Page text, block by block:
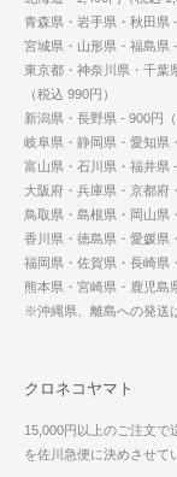
青森県・岩手県・秋田県
宮城県・山形県・福島県
東京都・神奈川県・千葉
（税込 990円）
新潟県・長野県 - 900円（
岐阜県・静岡県・愛知県
富山県・石川県・福井県
大阪府・兵庫県・京都府
鳥取県・島根県・岡山県
香川県・徳島県・愛媛県
福岡県・佐賀県・長崎県
熊本県・宮崎県・鹿児島
※沖縄県、離島への発送
クロネコヤマト
15,000円以上のご注文で
を佐川急便に決めさせて